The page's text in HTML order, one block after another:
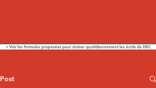
> Voir les formules proposées pour réviser quotidiennement les écrits du DEC
Post